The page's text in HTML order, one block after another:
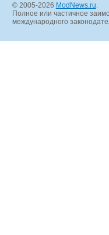
© 2005-2026 ModNews.ru
Полное или частичное
международного